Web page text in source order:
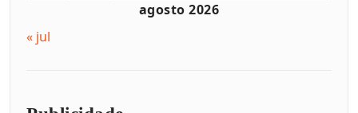
agosto 2026
« jul